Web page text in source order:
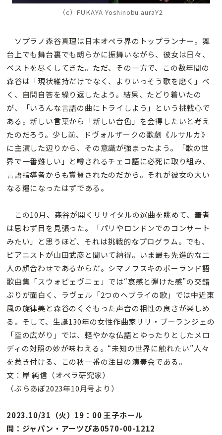
（c）FUKAYA Yoshinobu auraY2
ソプラノ森谷真理は日本オペラ界のトップランナー。舞
台上でも舞台裏でも朗らかに振舞いながら、彼女は日々、
ベストを尽くしてきた。ただ、その一方で、この数年間の
森谷は「現状維持だけでなく、よりいっそう歌を磨く」べ
く、自問自答を繰り返したよう。結果、たどり着いたの
が、「いろんな言語の曲にトライしよう」という挑戦心で
ある。新しい言葉から「新しい音色」を会得したいと考え
たのだろう。少し前、ドヴォルザークの歌劇《ルサルカ》
に主演した辺りから、その意識が強まったよう。「歌の世
界で一番難しい」と噂されるチェコ語に必死に取り組み、
言語指導者からも賞賛されたのだから。それが彼女の大い
なる糧になったはずである。
この10月、森谷が開くリサイタルの選曲を眺めて、筆者
は思わず目を見張った。「パリやロンドンでのコンサート
みたい」と思うほど、それは挑戦的なプログラム。でも、
ピアニストが山田武彦と聞いて納得。いま最も先進的な二
人の顔合わせであるからだ。シマノフスキのポーランド語
歌曲集「スウォピェヴニェ」では“哀感と弾けた感”の交錯
ぶりが面白く、ラヴェル「2つのヘブライの歌」では中近東
風の旋律美と森谷のくぐもった声音の相性の良さが楽しめ
る。そして、生誕130年の女性作曲家リリ・ブーランジェの
「空の広がり」では、軽やかな仏語とゆったりとしたメロ
ディの対照の妙が味わえる。“未知の世界に触れたい”人々
を惹き付ける、この秋一番の注目の演奏会である。
文：岸 純信（オペラ研究家）
（ぶらあぼ2023年10月号より）
2023.10/31（火）19：00 王子ホール
問：ジャパン・アーツぴあ0570-00-1212